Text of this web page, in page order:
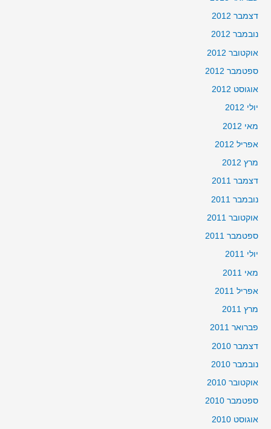
דצמבר 2012
נובמבר 2012
אוקטובר 2012
ספטמבר 2012
אוגוסט 2012
יולי 2012
מאי 2012
אפריל 2012
מרץ 2012
דצמבר 2011
נובמבר 2011
אוקטובר 2011
ספטמבר 2011
יולי 2011
מאי 2011
אפריל 2011
מרץ 2011
פברואר 2011
דצמבר 2010
נובמבר 2010
אוקטובר 2010
ספטמבר 2010
אוגוסט 2010